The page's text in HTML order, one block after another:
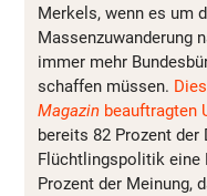
Merkels, wenn es um
Massenzuwanderung
immer mehr
schaffen müssen.
Magazin beauftragten
bereits 82 Prozent
Flüchtlingspolitik eine
Prozent der Meinung,